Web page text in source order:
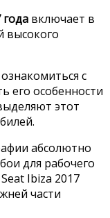
года включает в
высокого
с
его особенности
этот
абсолютно
для рабочего
Ibiza 2017
части